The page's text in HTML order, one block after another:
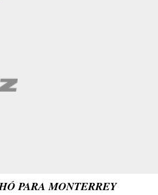
PARA MONTERREY